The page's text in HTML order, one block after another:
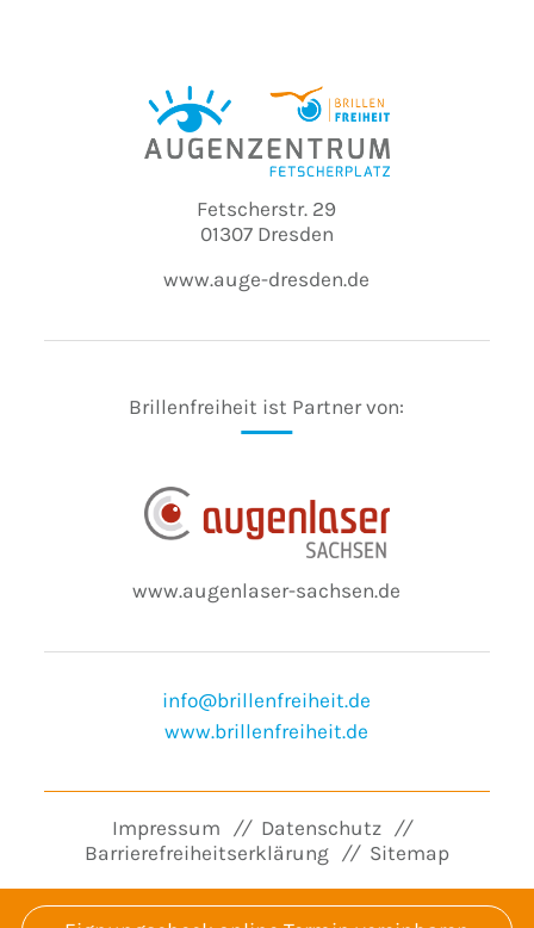
Fetscherstr. 29
01307 Dresden
www.auge-dresden.de
Brillenfreiheit ist Partner von:
www.augenlaser-sachsen.de
info@brillenfreiheit.de
www.brillenfreiheit.de
Impressum
Datenschutz
Barrierefreiheitserklärung
Sitemap